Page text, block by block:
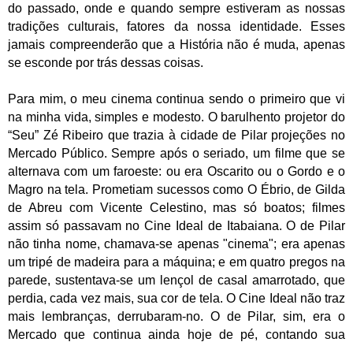
do passado, onde e quando sempre estiveram as nossas
tradições culturais, fatores da nossa identidade. Esses
jamais compreenderão que a História não é muda, apenas
se esconde por trás dessas coisas.
Para mim, o meu cinema continua sendo o primeiro que vi
na minha vida, simples e modesto. O barulhento projetor do
“Seu” Zé Ribeiro que trazia à cidade de Pilar projeções no
Mercado Público. Sempre após o seriado, um filme que se
alternava com um faroeste: ou era Oscarito ou o Gordo e o
Magro na tela. Prometiam sucessos como O Ébrio, de Gilda
de Abreu com Vicente Celestino, mas só boatos; filmes
assim só passavam no Cine Ideal de Itabaiana. O de Pilar
não tinha nome, chamava-se apenas "cinema"; era apenas
um tripé de madeira para a máquina; e em quatro pregos na
parede, sustentava-se um lençol de casal amarrotado, que
perdia, cada vez mais, sua cor de tela. O Cine Ideal não traz
mais lembranças, derrubaram-no. O de Pilar, sim, era o
Mercado que continua ainda hoje de pé, contando sua